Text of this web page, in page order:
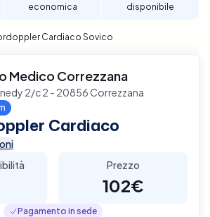
affidabile e di qualità.
economica
disponibile
Cardiaco Sovico
Medico Correzzana
2/c 2 - 20856 Correzzana
Cardiaco
Prezzo
102€
Pagamento in sede